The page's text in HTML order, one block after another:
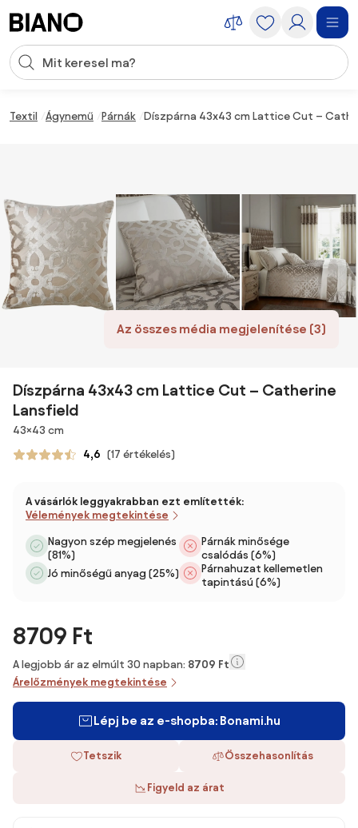
Keresési bevitel
Textil Ágynemű Párnák Díszpárna 43x43 cm Lattice Cut –
Az összes média megjelenítése (3)
Díszpárna 43x43 cm Lattice Cut – Catherine
Lansfield
Méretek
43×43 cm
4,6 (17 értékelés)
A vásárlók leggyakrabban ezt említették:
Vélemények megtekintése
Nagyon szép megjelenés
(81%)
Jó minőségű anyag (25%)
Párnák minősége
csalódás (6%)
Párnahuzat kellemetlen
tapintású (6%)
8709 Ft
A legjobb ár az elmúlt 30 napban: 8709 Ft
Árelőzmények megtekintése
Lépj be az e-shopba: Bonami.hu
Tetszik Összehasonlítás
Figyeld az árat